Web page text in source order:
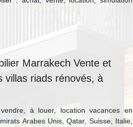
Marrakech Vente et
villas riads rénovés, à
à louer, location vacances en
Arabes Unis, Qatar, Suisse, Italie,